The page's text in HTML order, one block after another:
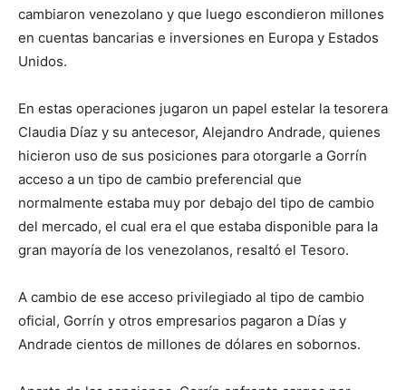
cambiaron venezolano y que luego escondieron millones
en cuentas bancarias e inversiones en Europa y Estados
Unidos.
En estas operaciones jugaron un papel estelar la tesorera
Claudia Díaz y su antecesor, Alejandro Andrade, quienes
hicieron uso de sus posiciones para otorgarle a Gorrín
acceso a un tipo de cambio preferencial que
normalmente estaba muy por debajo del tipo de cambio
del mercado, el cual era el que estaba disponible para la
gran mayoría de los venezolanos, resaltó el Tesoro.
A cambio de ese acceso privilegiado al tipo de cambio
oficial, Gorrín y otros empresarios pagaron a Días y
Andrade cientos de millones de dólares en sobornos.